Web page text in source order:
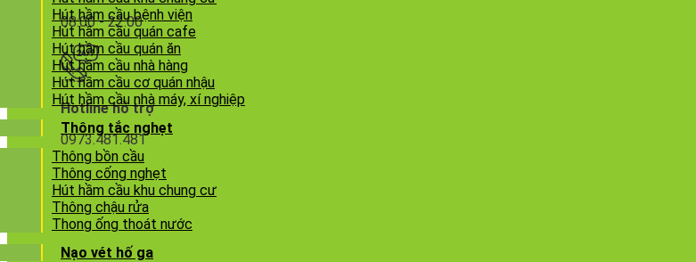
08:00 - 22:00
Hotline hỗ trợ
0973.481.481
Hút hầm cầu bệnh viện
Hút hầm cầu quán cafe
Hút hầm cầu quán ăn
Hút hầm cầu nhà hàng
Hút hầm cầu cơ quán nhậu
Hút hầm cầu nhà máy, xí nghiệp
Thông tắc nghẹt
Thông bồn cầu
Thông cống nghẹt
Hút hầm cầu khu chung cư
Thông chậu rửa
Thong ống thoát nước
Nạo vét hố ga